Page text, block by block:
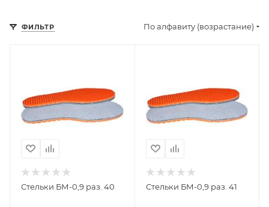
ФИЛЬТР По алфавиту (возрастание)
Стельки БМ-0,9 раз. 40 Стельки БМ-0,9 раз. 41